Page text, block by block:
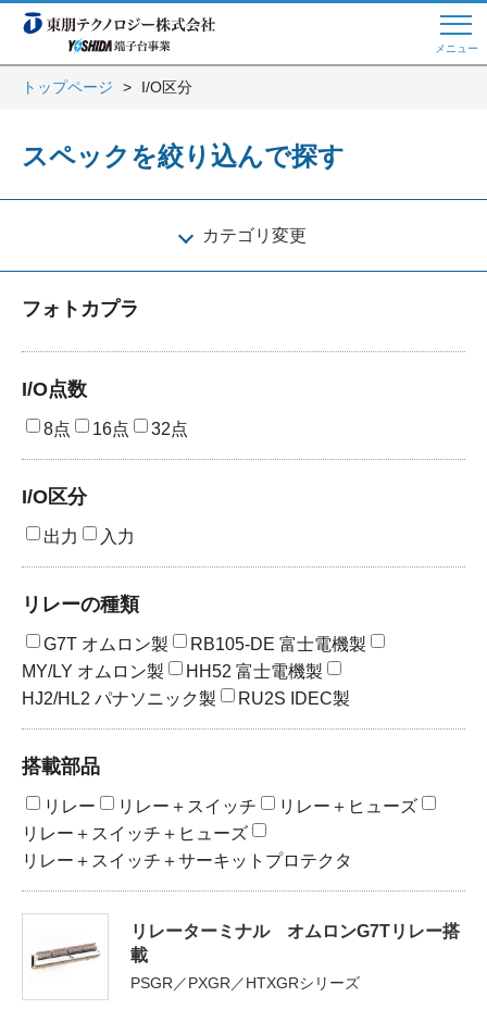
メニュー
電話・メールでお問い合わせ
トップページへ
東朋テクノロジーサイトへ
会員登録
製品検索
トップページ I/O区分
スペックを絞り込んで探す
カテゴリ変更
フォトカプラ
I/O点数
8点 16点 32点
I/O区分
出力 入力
リレーの種類
G7T オムロン製
RB105-DE 富士電機製
MY/LY オムロン製
HH52 富士電機製
HJ2/HL2 パナソニック製
RU2S IDEC製
搭載部品
リレー リレー＋スイッチ
リレー＋ヒューズ
リレー＋スイッチ＋ヒューズ
リレー＋スイッチ＋サーキットプロテクタ
リレーターミナル オムロンG7Tリレー搭
載
PSGR／PXGR／HTXGRシリーズ